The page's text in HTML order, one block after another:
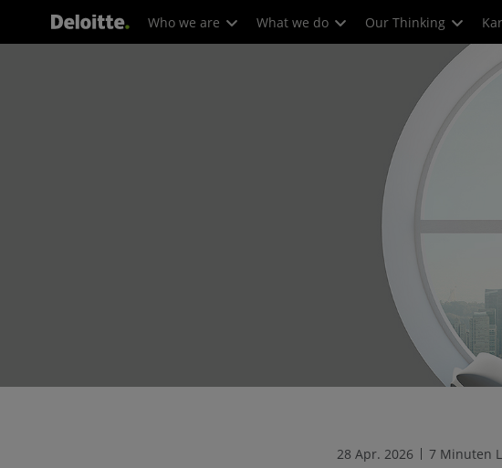
Who we are What we do Our Thinking
28 Apr. 2026 7 Minuten